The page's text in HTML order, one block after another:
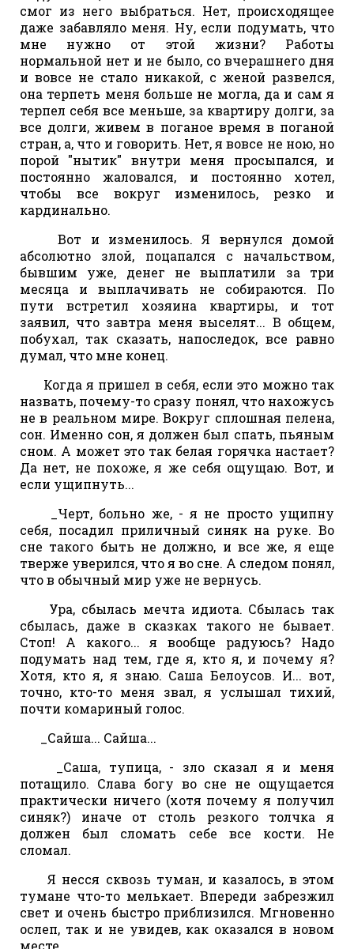
смог из него выбраться. Нет, происходящее
даже забавляло меня. Ну, если подумать, что
мне нужно от этой жизни? Работы
нормальной нет и не было, со вчерашнего дня
и вовсе не стало никакой, с женой развелся,
она терпеть меня больше не могла, да и сам я
терпел себя все меньше, за квартиру долги, за
все долги, живем в поганое время в поганой
стран, а, что и говорить. Нет, я вовсе не ною, но
порой "нытик" внутри меня просыпался, и
постоянно жаловался, и постоянно хотел,
чтобы все вокруг изменилось, резко и
кардинально.
Вот и изменилось. Я вернулся домой
абсолютно злой, поцапался с начальством,
бывшим уже, денег не выплатили за три
месяца и выплачивать не собираются. По
пути встретил хозяина квартиры, и тот
заявил, что завтра меня выселят... В общем,
побухал, так сказать, напоследок, все равно
думал, что мне конец.
Когда я пришел в себя, если это можно так
назвать, почему-то сразу понял, что нахожусь
не в реальном мире. Вокруг сплошная пелена,
сон. Именно сон, я должен был спать, пьяным
сном. А может это так белая горячка настает?
Да нет, не похоже, я же себя ощущаю. Вот, и
если ущипнуть...
_Черт, больно же, - я не просто ущипну
себя, посадил приличный синяк на руке. Во
сне такого быть не должно, и все же, я еще
тверже уверился, что я во сне. А следом понял,
что в обычный мир уже не вернусь.
Ура, сбылась мечта идиота. Сбылась так
сбылась, даже в сказках такого не бывает.
Стоп! А какого... я вообще радуюсь? Надо
подумать над тем, где я, кто я, и почему я?
Хотя, кто я, я знаю. Саша Белоусов. И... вот,
точно, кто-то меня звал, я услышал тихий,
почти комариный голос.
_Сайша... Сайша...
_Саша, тупица, - зло сказал я и меня
потащило. Слава богу во сне не ощущается
практически ничего (хотя почему я получил
синяк?) иначе от столь резкого толчка я
должен был сломать себе все кости. Не
сломал.
Я несся сквозь туман, и казалось, в этом
тумане что-то мелькает. Впереди забрезжил
свет и очень быстро приблизился. Мгновенно
ослеп, так и не увидев, как оказался в новом
месте.